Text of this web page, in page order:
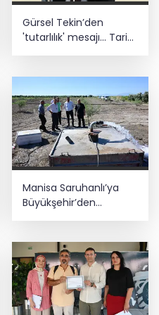
Gürsel Tekin’den
'tutarlılık' mesajı... Tarihi
Manisa Saruhanlı’ya
Büyükşehir’den
tarımsal destek